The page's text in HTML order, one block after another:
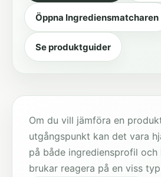
Öppna Ingrediensmatcharen
Se produktguider
Om du vill jämföra en
utgångspunkt kan det vara
på både ingrediensprofil och
brukar reagera på en viss